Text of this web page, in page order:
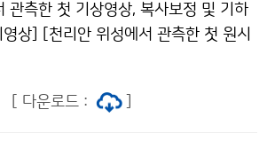
것으로 전망된다. 18일(일)은 서울·경
은 새벽이나 오전까지 비가 오다가 점차
더위와 함께 대기가 매우 불안정하여
관측한 첫 기상영상, 복사보정 및 기하
상] [천리안 위성에서 관측한 첫 원시
128.2도 적도 상공)에 진입한 후 최
[ 다운로드 :